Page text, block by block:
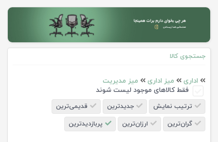
جستجوی کالا
اداری میز اداری
میز مدیریت
فقط کالاهای موجود لیست شوند
ترتیب نمایش جدیدترین
قدیمی‌ترین
گران‌ترین
ارزان‌ترین پربازدیدترین